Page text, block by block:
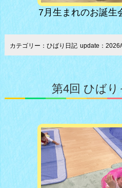
7月生まれのお誕生
カテゴリー：ひばり日記 update：
第4回 ひば